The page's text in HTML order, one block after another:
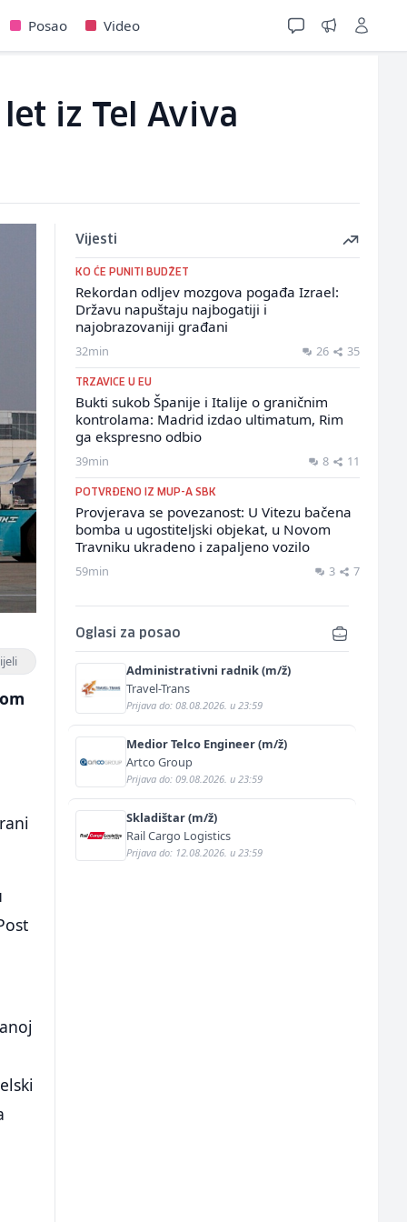
Posao Video
iz Tel Aviva
Vijesti
KO ĆE PUNITI BUDŽET
Rekordan odljev mozgova pogađa Izrael:
Državu napuštaju najbogatiji i
najobrazovaniji građani
32min 26 35
TRZAVICE U EU
Bukti sukob Španije i Italije o graničnim
kontrolama: Madrid izdao ultimatum, Rim
ga ekspresno odbio
39min 8 11
POTVRĐENO IZ MUP-A SBK
Provjerava se povezanost: U Vitezu bačena
bomba u ugostiteljski objekat, u Novom
Travniku ukradeno i zapaljeno vozilo
59min 3 7
Oglasi za posao
Administrativni radnik (m/ž)
Travel-Trans
Prijava do: 08.08.2026. u 23:59
Medior Telco Engineer (m/ž)
Artco Group
Prijava do: 09.08.2026. u 23:59
Skladištar (m/ž)
Rail Cargo Logistics
Prijava do: 12.08.2026. u 23:59